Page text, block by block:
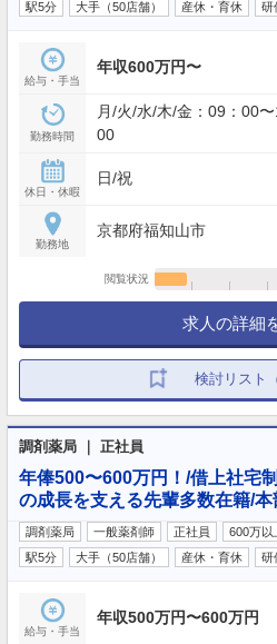
駅5分 大手（50店舗） 産休・育休 研
給与・手当
年収600万円〜
勤務時間
月/火/水/木/金：09：00
00
休日・休暇
日/祝
勤務地
京都府福知山市
閲覧状況
求人の詳細
検討リスト
調剤薬局 ｜ 正社員
年俸500〜600万円！/借上社宅
の成長を支える先輩多数在籍/本
調剤薬局 一般薬剤師 正社員 600万以
駅5分
大手（50店舗） 産休・育休 研
給与・手当
年収500万円〜600万円